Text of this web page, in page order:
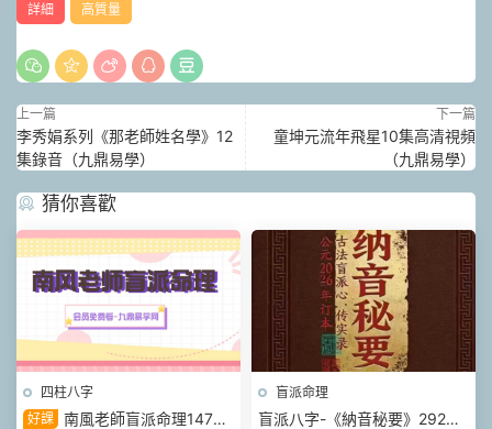
詳細 高質量
上一篇
李秀娟系列《那老師姓名學》12
集錄音（九鼎易學）
下一篇
童坤元流年飛星10集高清視頻
（九鼎易學）
猜你喜歡
四柱八字
好課 南風老師盲派命理147集
盲派命理
盲派八字-《納音秘要》292頁–